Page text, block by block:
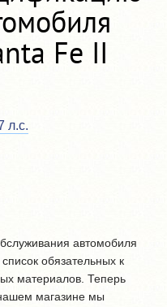
Fe II
л.с.
автомобиля
обязательных к
материалов. Теперь
магазине мы